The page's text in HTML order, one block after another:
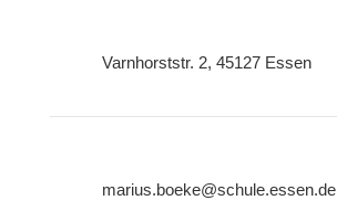
Varnhorststr. 2, 45127 Essen
marius.boeke@schule.essen.de